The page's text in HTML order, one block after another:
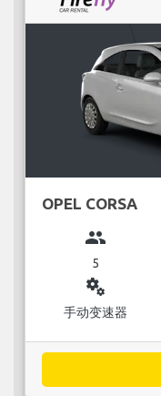
OPEL CORSA
group
5
miscellaneous_services
手动变速器